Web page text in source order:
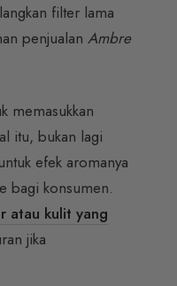
filter lama
penjualan Ambre
memasukkan
itu, bukan lagi
efek aromanya
bagi konsumen.
atau kulit yang
jika